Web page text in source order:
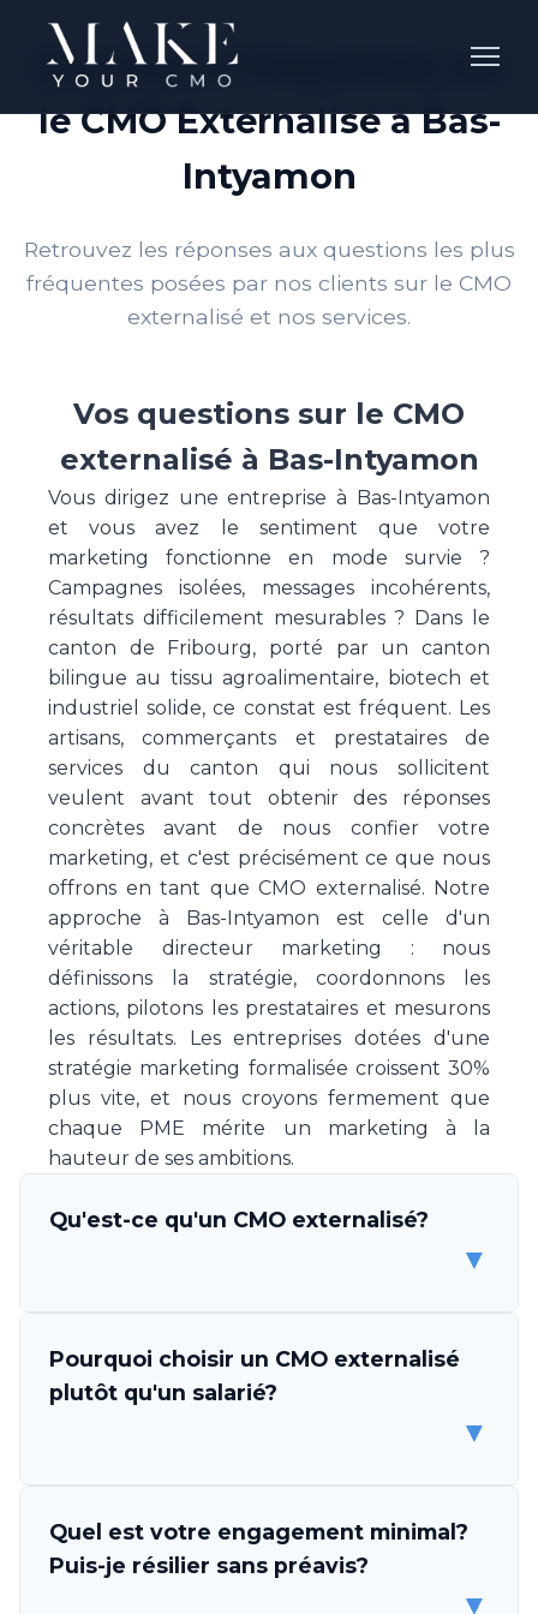
Questions Fréquentes sur
le CMO Externalisé à Bas-
Intyamon
Retrouvez les réponses aux questions les plus
fréquentes posées par nos clients sur le CMO
externalisé et nos services.
Vos questions sur le CMO
externalisé à Bas-Intyamon
Vous dirigez une entreprise à Bas-Intyamon
et vous avez le sentiment que votre
marketing fonctionne en mode survie ?
Campagnes isolées, messages incohérents,
résultats difficilement mesurables ? Dans le
canton de Fribourg, porté par un canton
bilingue au tissu agroalimentaire, biotech et
industriel solide, ce constat est fréquent. Les
artisans, commerçants et prestataires de
services du canton qui nous sollicitent
veulent avant tout obtenir des réponses
concrètes avant de nous confier votre
marketing, et c'est précisément ce que nous
offrons en tant que CMO externalisé. Notre
approche à Bas-Intyamon est celle d'un
véritable directeur marketing : nous
définissons la stratégie, coordonnons les
actions, pilotons les prestataires et mesurons
les résultats. Les entreprises dotées d'une
stratégie marketing formalisée croissent 30%
plus vite, et nous croyons fermement que
chaque PME mérite un marketing à la
hauteur de ses ambitions.
Qu'est-ce qu'un CMO externalisé?
▼
Un CMO (Chief Marketing Officer) externalisé
est un professionnel ou une équipe de
spécialistes marketing qui s'engage à piloter
CMO vous met à disposition une expertise
complète en direction marketing, couvrant la
Pourquoi choisir un CMO externalisé
plutôt qu'un salarié?
▼
Les avantages sont multiples. D'abord,
l'économie est considérable: un CMO salarié
coûte CHF 150'000-200'000 par an, tandis
Quel est votre engagement minimal?
Puis-je résilier sans préavis?
▼